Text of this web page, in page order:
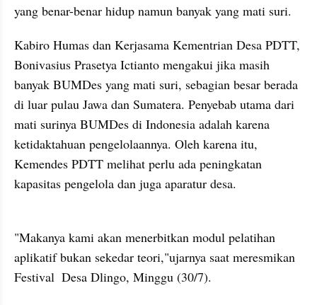
yang benar-benar hidup namun banyak yang mati suri.
Kabiro Humas dan Kerjasama Kementrian Desa PDTT,
Bonivasius Prasetya Ictianto mengakui jika masih
banyak BUMDes yang mati suri, sebagian besar berada
di luar pulau Jawa dan Sumatera. Penyebab utama dari
mati surinya BUMDes di Indonesia adalah karena
ketidaktahuan pengelolaannya. Oleh karena itu,
Kemendes PDTT melihat perlu ada peningkatan
kapasitas pengelola dan juga aparatur desa.
"Makanya kami akan menerbitkan modul pelatihan
aplikatif bukan sekedar teori,"ujarnya saat meresmikan
Festival  Desa Dlingo, Minggu (30/7).